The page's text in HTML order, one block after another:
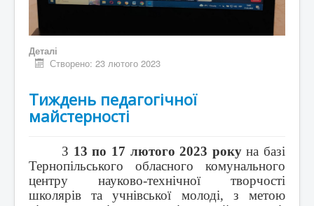
Деталі
Створено: 23 лютого 2023
Тиждень педагогічної
майстерності
З 13 по 17 лютого 2023 рокуна базі
Тернопільського обласного комунального
центру науково-технічної творчості
школярів та учнівської молоді, з метою